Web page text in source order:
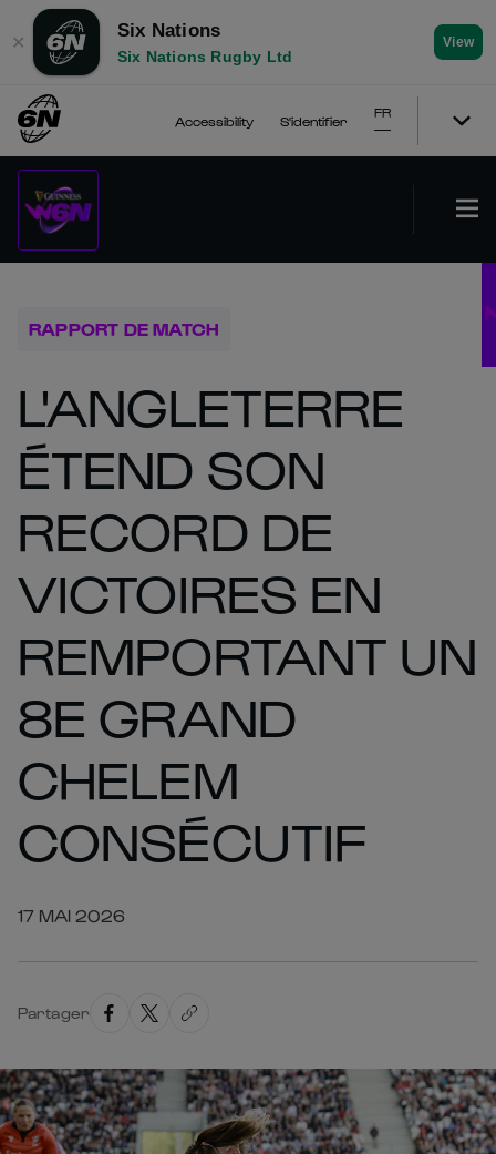
✕
Six Nations
Six Nations Rugby Ltd
View
Accessibility S'identifier
FR
RAPPORT DE MATCH
L'ANGLETERRE
ÉTEND SON
RECORD DE
VICTOIRES EN
REMPORTANT UN
8E GRAND
CHELEM
CONSÉCUTIF
17 MAI 2026
Partager